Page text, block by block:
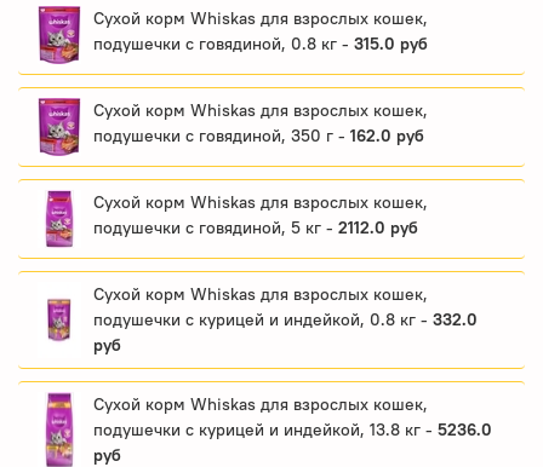
Сухой корм Whiskas для взрослых кошек,
подушечки с говядиной, 0.8 кг - 315.0 руб
Сухой корм Whiskas для взрослых кошек,
подушечки с говядиной, 350 г - 162.0 руб
Сухой корм Whiskas для взрослых кошек,
подушечки с говядиной, 5 кг - 2112.0 руб
Сухой корм Whiskas для взрослых кошек,
подушечки с курицей и индейкой, 0.8 кг - 332.0
руб
Сухой корм Whiskas для взрослых кошек,
подушечки с курицей и индейкой, 13.8 кг - 5236.0
руб